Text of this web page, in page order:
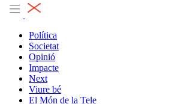
Política
Societat
Opinió
Impacte
Next
Viure bé
El Món de la Tele